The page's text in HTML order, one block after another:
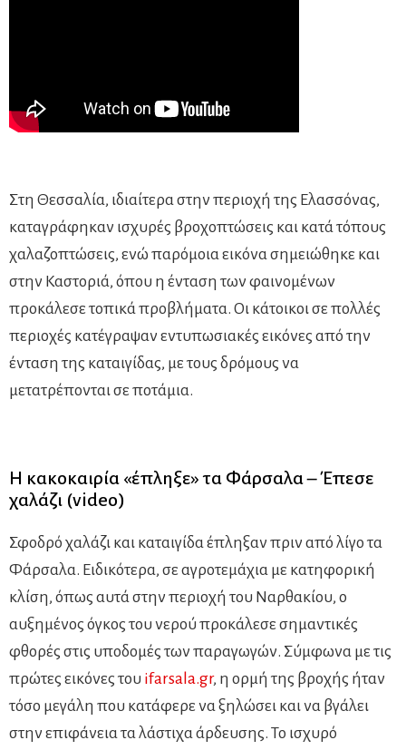
Στη Θεσσαλία, ιδιαίτερα στην περιοχή της Ελασσόνας,
καταγράφηκαν ισχυρές βροχοπτώσεις και κατά τόπους
χαλαζοπτώσεις, ενώ παρόμοια εικόνα σημειώθηκε και
στην Καστοριά, όπου η ένταση των φαινομένων
προκάλεσε τοπικά προβλήματα. Οι κάτοικοι σε πολλές
περιοχές κατέγραψαν εντυπωσιακές εικόνες από την
ένταση της καταιγίδας, με τους δρόμους να
μετατρέπονται σε ποτάμια.
Η κακοκαιρία «έπληξε» τα Φάρσαλα – Έπεσε
χαλάζι (video)
Σφοδρό χαλάζι και καταιγίδα έπληξαν πριν από λίγο τα
Φάρσαλα. Ειδικότερα, σε αγροτεμάχια με κατηφορική
κλίση, όπως αυτά στην περιοχή του Ναρθακίου, ο
αυξημένος όγκος του νερού προκάλεσε σημαντικές
φθορές στις υποδομές των παραγωγών. Σύμφωνα με τις
πρώτες εικόνες του ifarsala.gr, η ορμή της βροχής ήταν
τόσο μεγάλη που κατάφερε να ξηλώσει και να βγάλει
στην επιφάνεια τα λάστιχα άρδευσης. Το ισχυρό